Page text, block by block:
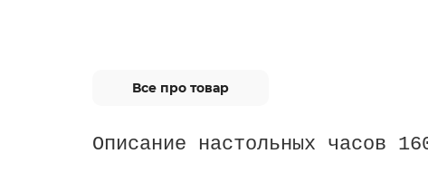
Все про товар
Описание настольных часов